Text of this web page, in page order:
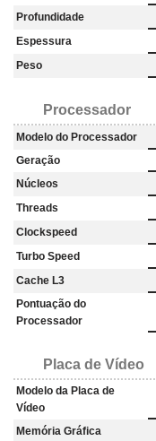
Profundidade
Espessura
Peso
Processador
Modelo do Processador
Geração
Núcleos
Threads
Clockspeed
Turbo Speed
Cache L3
Pontuação do
Processador
Placa de Vídeo
Modelo da Placa de
Vídeo
Memória Gráfica